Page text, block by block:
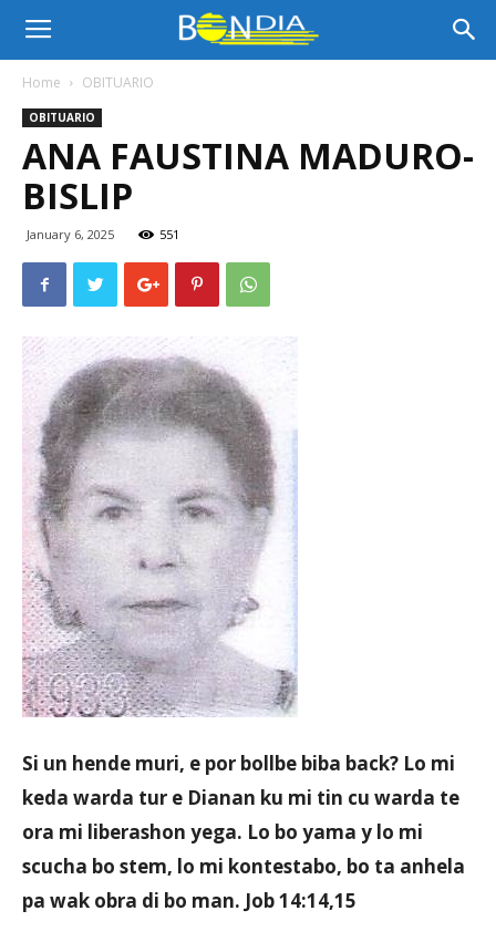
Bon
Dia
Noticia
Aruba
Home OBITUARIO
OBITUARIO
ANA FAUSTINA MADURO-
BISLIP
January 6, 2025 551
Si un hende muri, e por bollbe biba back? Lo mi
keda warda tur e Dianan ku mi tin cu warda te
ora mi liberashon yega. Lo bo yama y lo mi
scucha bo stem, lo mi kontestabo, bo ta anhela
pa wak obra di bo man. Job 14:14,15